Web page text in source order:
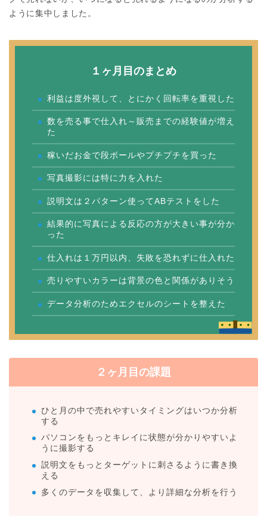
ように集中しました。
１ヶ月目のまとめ
利益は度外視して、とにかく回転率を重視した
数を売る事で仕入れ～販売までの経験値が増え
た
稼いだお金で段ボールやプチプチを買った
写真撮影には特に力を入れた
説明文は２パターン使ってABテストをした
結果的に写真による反応の方が大きい事が分か
った
仕入れは１万円以内、失敗を恐れずに仕入れた
売りやすいカラーは背景の色と関係がありそう
データ分析のためエクセルのシートを整えた
２ヶ月目の課題
ひと月の中で売れやすいタイミングはいつか分析
する
パソコンをもっとキレイに状態が分かりやすいよ
うに撮影する
説明文をもっとターゲットに刺さるように書き換
える
多くのデータを収集して、より詳細な分析を行う